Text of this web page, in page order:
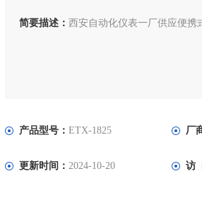
简要描述： 西安自动化仪表一厂供应便携
产品型号：ETX-1825 厂
更新时间：2024-10-20 访